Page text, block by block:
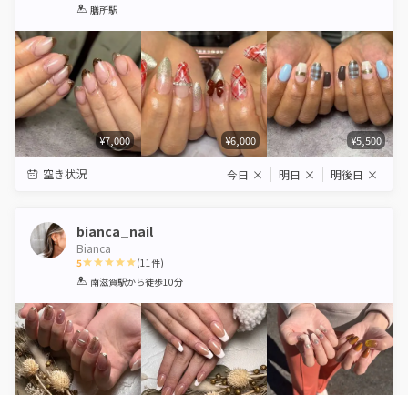
1 2 3
膳所駅
¥7,000 ¥6,000 ¥5,500
空き状況 今日 × 明日 × 明後日 ×
bianca_nail
Bianca
5
1 2 3 4 5
(11件)
南滋賀駅から徒歩10分